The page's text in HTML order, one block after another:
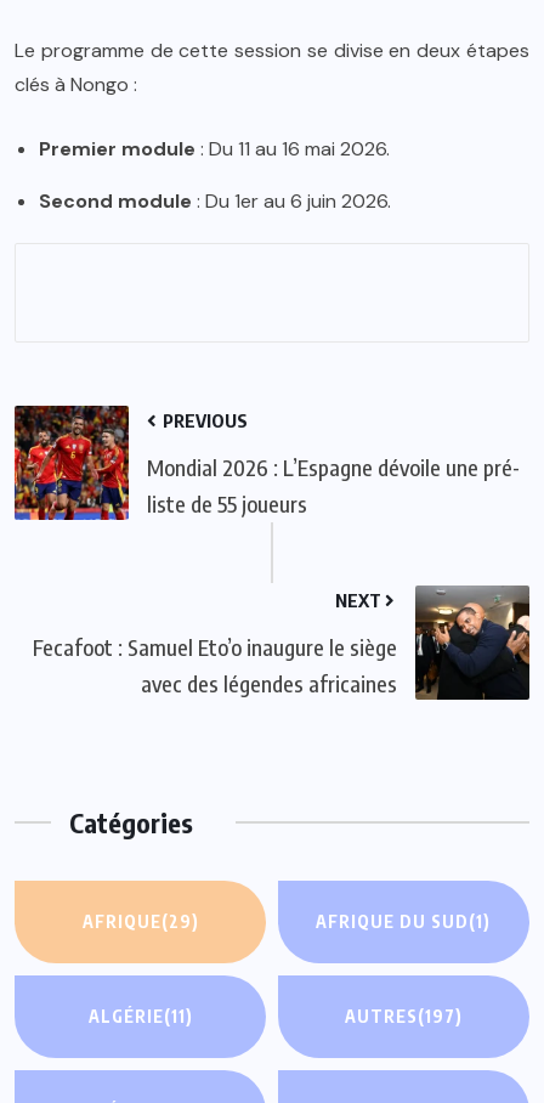
Le programme de cette session se divise en deux étapes
clés à Nongo :
Premier module : Du 11 au 16 mai 2026.
Second module : Du 1er au 6 juin 2026.
PREVIOUS
Mondial 2026 : L’Espagne dévoile une pré-
liste de 55 joueurs
NEXT
Fecafoot : Samuel Eto’o inaugure le siège
avec des légendes africaines
Catégories
AFRIQUE(29) AFRIQUE DU SUD(1)
ALGÉRIE(11) AUTRES(197)